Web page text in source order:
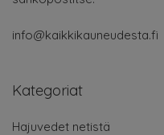
info@kaikkikauneudesta.fi
Kategoriat
Hajuvedet netistä